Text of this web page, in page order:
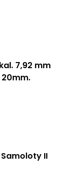
7,92 mm
20mm.
Samoloty II